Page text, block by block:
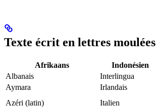
Texte écrit en lettres moulées
Afrikaans Indonésien
Albanais
Interlingua
Aymara
Irlandais
Azéri (latin)
Italien